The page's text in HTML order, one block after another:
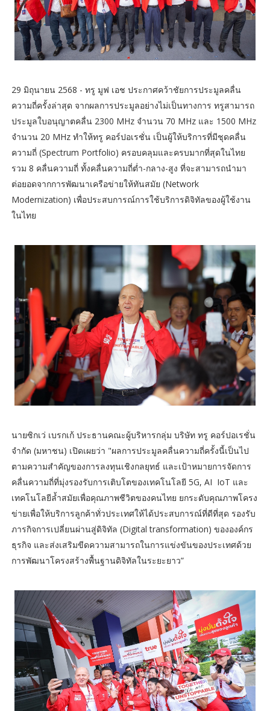
29 มิถุนายน 2568 - ทรู มูฟ เอช ประกาศคว้าชัยการประมูลคลื่น
ความถี่ครั้งล่าสุด จากผลการประมูลอย่างไม่เป็นทางการ ทรูสามารถ
ประมูลใบอนุญาตคลื่น 2300 MHz จำนวน 70 MHz และ 1500 MHz
จำนวน 20 MHz ทำให้ทรู คอร์ปอเรชั่น เป็นผู้ให้บริการที่มีชุดคลื่น
ความถี่ (Spectrum Portfolio) ครอบคลุมและครบมากที่สุดในไทย
รวม 8 คลื่นความถี่ ทั้งคลื่นความถี่ต่ำ-กลาง-สูง ที่จะสามารถนำมา
ต่อยอดจากการพัฒนาเครือข่ายให้ทันสมัย (Network
Modernization) เพื่อประสบการณ์การใช้บริการดิจิทัลของผู้ใช้งาน
ในไทย
นายซิกเว่ เบรกเก้ ประธานคณะผู้บริหารกลุ่ม บริษัท ทรู คอร์ปอเรชั่น
จำกัด (มหาชน) เปิดเผยว่า "ผลการประมูลคลื่นความถี่ครั้งนี้เป็นไป
ตามความสำคัญของการลงทุนเชิงกลยุทธ์ และเป้าหมายการจัดการ
คลื่นความถี่ที่มุ่งรองรับการเติบโตของเทคโนโลยี 5G, AI IoT และ
เทคโนโลยีล้ำสมัยเพื่อคุณภาพชีวิตของคนไทย ยกระดับคุณภาพโครง
ข่ายเพื่อให้บริการลูกค้าทั่วประเทศให้ได้ประสบการณ์ที่ดีที่สุด รองรับ
ภารกิจการเปลี่ยนผ่านสู่ดิจิทัล (Digital transformation) ขององค์กร
ธุรกิจ และส่งเสริมขีดความสามารถในการแข่งขันของประเทศด้วย
การพัฒนาโครงสร้างพื้นฐานดิจิทัลในระยะยาว”